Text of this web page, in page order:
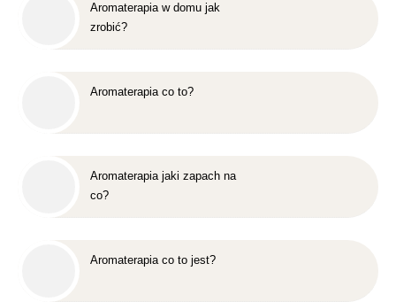
Aromaterapia w domu jak
zrobić?
Aromaterapia co to?
Aromaterapia jaki zapach na
co?
Aromaterapia co to jest?